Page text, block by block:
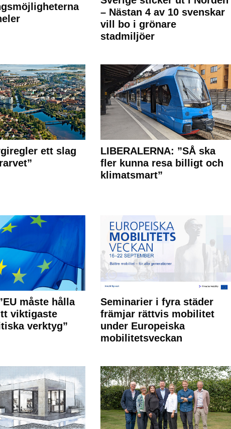
– Nästan 4 av 10 svenskar
vill bo i grönare
stadmiljöer
ett slag
LIBERALERNA: ”SÅ ska
fler kunna resa billigt och
klimatsmart”
måste hålla
viktigaste
verktyg”
Seminarier i fyra städer
främjar rättvis mobilitet
under Europeiska
mobilitetsveckan